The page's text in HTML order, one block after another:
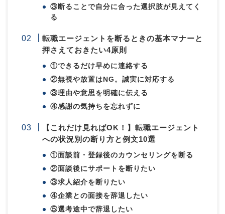
③断ることで自分に合った選択肢が見えてく
る
転職エージェントを断るときの基本マナーと
押さえておきたい4原則
①できるだけ早めに連絡する
②無視や放置はNG。誠実に対応する
③理由や意思を明確に伝える
④感謝の気持ちを忘れずに
【これだけ見ればOK！】転職エージェント
への状況別の断り方と例文10選
①面談前・登録後のカウンセリングを断る
②面談後にサポートを断りたい
③求人紹介を断りたい
④企業との面接を辞退したい
⑤選考途中で辞退したい